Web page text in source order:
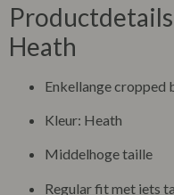
Heath
Enkellange cropped
Kleur: Heath
Middelhoge taille
Regular fit met iets